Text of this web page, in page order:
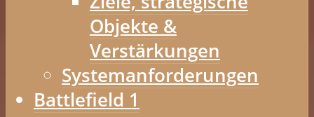
Objekte &
Verstärkungen
Systemanforderungen
Battlefield 1